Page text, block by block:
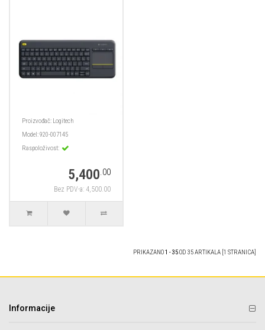
Proizvođač: Logitech
Model:920-007145
Raspoloživost:
5,400.00
Bez PDV-a: 4,500.00
PRIKAZANO1 - 35OD 35 ARTIKALA [1 STRANICA]
Informacije